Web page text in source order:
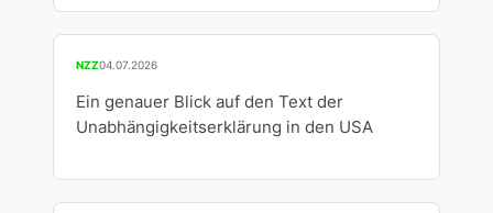
NZZ04.07.2026
Ein genauer Blick auf den Text der
Unabhängigkeitserklärung in den USA